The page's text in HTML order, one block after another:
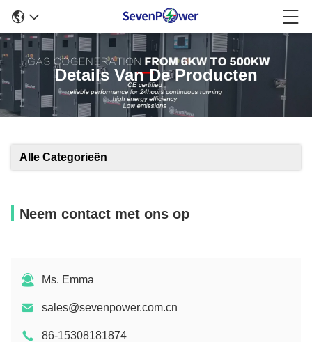
Details Van De Producten
Alle Categorieën
Neem contact met ons op
Ms. Emma
sales@sevenpower.com.cn
86-15308181874